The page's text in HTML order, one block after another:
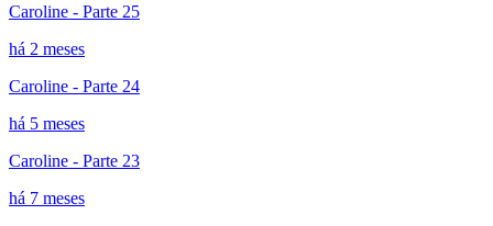
Caroline - Parte 25
há 2 meses
Caroline - Parte 24
há 5 meses
Caroline - Parte 23
há 7 meses